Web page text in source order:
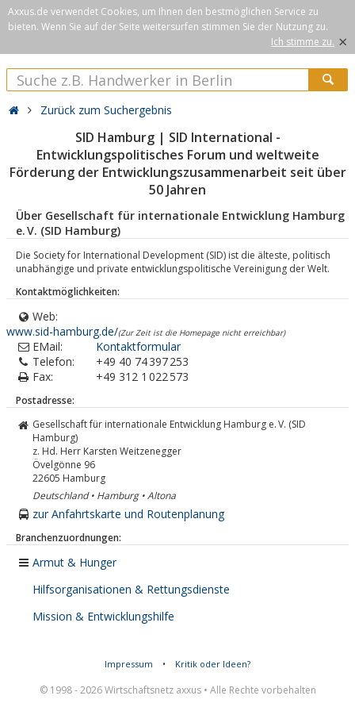
Axxus.de verwendet Cookies, um Ihnen den bestmöglichen Service zu
bieten. Wenn Sie auf der Seite weitersurfen stimmen Sie der Nutzung zu.
Ich stimme zu. ×
Zurück zum Suchergebnis
SID Hamburg | SID International -
Entwicklungspolitisches Forum und weltweite
Förderung der Entwicklungszusammenarbeit seit über
50 Jahren
Über Gesellschaft für internationale Entwicklung Hamburg
e. V. (SID Hamburg)
Die Society for International Development (SID) ist die älteste, politisch
unabhängige und private entwicklungspolitische Vereinigung der Welt.
Kontaktmöglichkeiten:
Web:
www.sid-hamburg.de/(Zur Zeit ist die Homepage nicht erreichbar)
EMail:
Kontaktformular
Telefon:
+49 40 74 397 253
Fax:
+49 312 1 022 573
Postadresse:
Gesellschaft für internationale Entwicklung Hamburg e. V. (SID
Hamburg)
z. Hd. Herr Karsten Weitzenegger
Övelgönne 96
22605 Hamburg
Deutschland • Hamburg • Altona
zur Anfahrtskarte und Routenplanung
Branchenzuordnungen:
Armut & Hunger
Hilfsorganisationen & Rettungsdienste
Mission & Entwicklungshilfe
Impressum • Kritik oder Ideen?
© 1998 - 2026 Wirtschaftsnetz axxus • Alle Rechte vorbehalten